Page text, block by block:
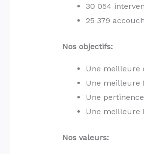
30 054
25 379
Nos objectifs:
Une meilleure
Une meilleure
Une
Une meilleure
Nos valeurs: